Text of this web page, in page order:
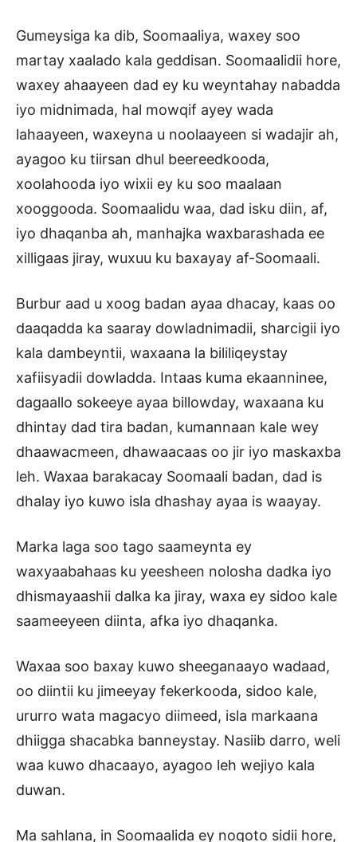
Gumeysiga ka dib, Soomaaliya, waxey soo
martay xaalado kala geddisan. Soomaalidii hore,
waxey ahaayeen dad ey ku weyntahay nabadda
iyo midnimada, hal mowqif ayey wada
lahaayeen, waxeyna u noolaayeen si wadajir ah,
ayagoo ku tiirsan dhul beereedkooda,
xoolahooda iyo wixii ey ku soo maalaan
xooggooda. Soomaalidu waa, dad isku diin, af,
iyo dhaqanba ah, manhajka waxbarashada ee
xilligaas jiray, wuxuu ku baxayay af-Soomaali.
Burbur aad u xoog badan ayaa dhacay, kaas oo
daaqadda ka saaray dowladnimadii, sharcigii iyo
kala dambeyntii, waxaana la bililiqeystay
xafiisyadii dowladda. Intaas kuma ekaanninee,
dagaallo sokeeye ayaa billowday, waxaana ku
dhintay dad tira badan, kumannaan kale wey
dhaawacmeen, dhawaacaas oo jir iyo maskaxba
leh. Waxaa barakacay Soomaali badan, dad is
dhalay iyo kuwo isla dhashay ayaa is waayay.
Marka laga soo tago saameynta ey
waxyaabahaas ku yeesheen nolosha dadka iyo
dhismayaashii dalka ka jiray, waxa ey sidoo kale
saameeyeen diinta, afka iyo dhaqanka.
Waxaa soo baxay kuwo sheeganaayo wadaad,
oo diintii ku jimeeyay fekerkooda, sidoo kale,
ururro wata magacyo diimeed, isla markaana
dhiigga shacabka banneystay. Nasiib darro, weli
waa kuwo dhacaayo, ayagoo leh wejiyo kala
duwan.
Ma sahlana, in Soomaalida ey noqoto sidii hore,